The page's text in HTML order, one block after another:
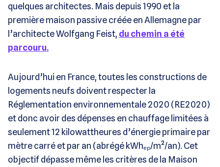
quelques architectes. Mais depuis 1990 et la
première maison passive créée en Allemagne par
l’architecte Wolfgang Feist, du chemin a été
parcouru.
Aujourd’hui en France, toutes les constructions de
logements neufs doivent respecter la
Réglementation environnementale 2020 (RE2020)
et donc avoir des dépenses en chauffage limitées à
seulement 12 kilowattheures d’énergie primaire par
mètre carré et par an (abrégé kWhₑₚ/m²/an). Cet
objectif dépasse même les critères de la Maison